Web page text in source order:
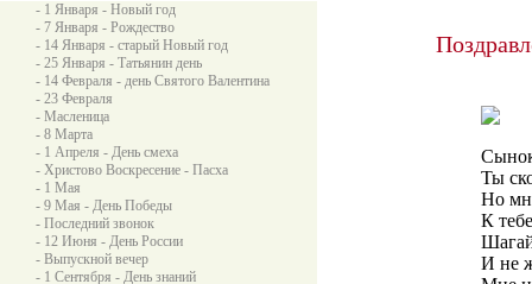
- 1 Января - Новый год
- 7 Января - Рождество
- 14 Января - старый Новый год
- 25 Января - Татьянин день
- 14 Февраля - день Святого Валентина
- 23 Февраля
- Масленица
- 8 Марта
- 1 Апреля - День смеха
- Христово Воскресение - Пасха
- 1 Мая
- 9 Мая - День Победы
- Последний звонок
- 12 Июня - День России
- Выпускной вечер
- 1 Сентября - День знаний
Ты
Но
К
И не